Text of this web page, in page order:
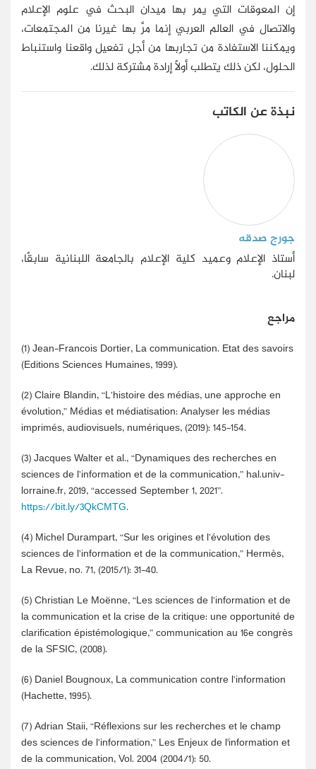
إن المعوقات التي يمر بها ميدان البحث في علوم الإعلام
والاتصال في العالم العربي إنما مرَّ بها غيرنا من المجتمعات،
ويمكننا الاستفادة من تجاربها من أجل تفعيل واقعنا واستنباط
الحلول، لكن ذلك يتطلب أولًا إرادة مشتركة لذلك.
نبذة عن الكاتب
جورج صدقه
أستاذ الإعلام وعميد كلية الإعلام بالجامعة اللبنانية سابقًا،
لبنان.
مراجع
(1)Jean-Francois Dortier, La communication. Etat des savoirs
(Editions Sciences Humaines, 1999).
(2)Claire Blandin, “L’histoire des médias, une approche en
évolution,” Médias et médiatisation: Analyser les médias
imprimés, audiovisuels, numériques, (2019): 145-154.
(3)Jacques Walter et al., “Dynamiques des recherches en
sciences de l’information et de la communication,” hal.univ-
lorraine.fr, 2019, “accessed September 1, 2021”.
https://bit.ly/3QkCMTG.
(4) Michel Durampart, “Sur les origines et l’évolution des
sciences de l’information et de la communication,” Hermès,
La Revue, no. 71, (2015/1): 31-40.
(5)Christian Le Moënne, “Les sciences de l’information et de
la communication et la crise de la critique: une opportunité de
clarification épistémologique,” communication au 16e congrès
de la SFSIC, (2008).
(6) Daniel Bougnoux, La communication contre l’information
(Hachette, 1995).
(7)Adrian Staii, “Réflexions sur les recherches et le champ
des sciences de l’information,” Les Enjeux de l'information et
de la communication, Vol. 2004 (2004/1): 50.